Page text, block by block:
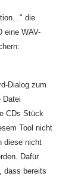
die
eine WAV-
Dialog zum
Datei
CDs Stück
Tool nicht
diese nicht
Dafür
dass bereits